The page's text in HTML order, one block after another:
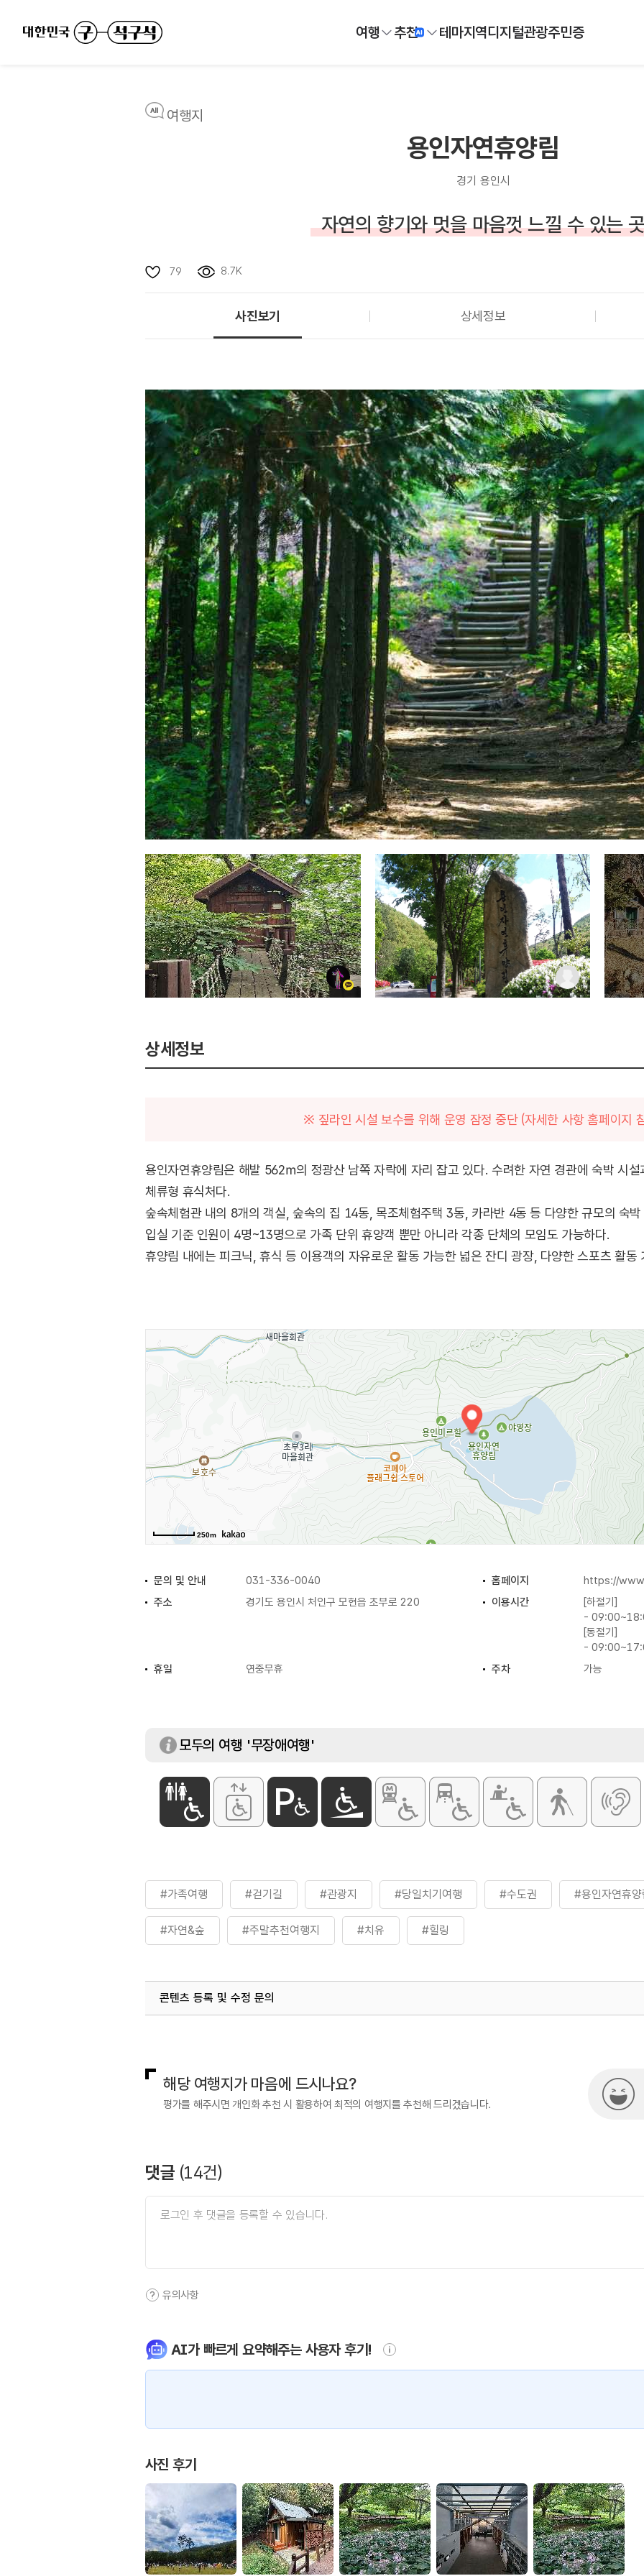
여행 추천 테마지역디지털관광주민증
여행지
용인자연휴양림
경기 용인시
자연의 향기와 멋을 마음껏 느낄 수 있는
79 8.7K
사진보기 상세정보
상세정보
※ 짚라인 시설 보수를 위해 운영 잠정 중단 (자세한 사항 홈페이지
용인자연휴양림은 해발 562ｍ의 정광산 남쪽 자락에 자리 잡고 있다. 수려한 자연 경관에 숙박 시
체류형 휴식처다.
숲속체험관 내의 8개의 객실, 숲속의 집 14동, 목조체험주택 3동, 카라반 4동 등 다양한 규모의 숙
입실 기준 인원이 4명~13명으로 가족 단위 휴양객 뿐만 아니라 각종 단체의 모임도 가능하다.
휴양림 내에는 피크닉, 휴식 등 이용객의 자유로운 활동 가능한 넓은 잔디 광장, 다양한 스포츠 활동
그물놀이대, 흔들놀이 등 유아부터 청소년까지 다양한 연령층을 고려한 놀이 시설이 설치되어 있
다양한 학습 활동을 위한 공연장 및 학습 공간도 조성되어 있다.
산림 주변부와 인접한 논, 습지 등을 그대로 활용하여 다양한 생물종이 서식하고 각종 야생동물에
비오톱을 조성했다. 현장 벌채목 등을 활용하여 습지 주변에 목도를 설치함으로써 생물관찰 등이
산림 내 각종 수자원을 보호하고 효율적으로 활용하기 위하여 휴양림 전체를 경유하는 수로(145m)
250m
문의 및 안내 031-336-0040 홈페이지
https://
주소
경기도 용인시 처인구 모현읍 초부로 220 이용시간
[하절기]
-
[동절기]
-
휴일
연중무휴 주차
가능
입장료
- 성인 2,000원
- 어린이 500원
[단체]
- 성인 1,600원
- 청소년 800원
모두의 여행 '무장애여행'
#가족여행 #걷기길 #관광지 #당일치기여행 #수도권 #용인자연휴양
#자연&숲 #주말추천여행지 #치유 #힐링
콘텐츠 등록 및 수정 문의
해당 여행지가 마음에 드시나요?
평가를 해주시면 개인화 추천 시 활용하여 최적의 여행지를 추천해 드리겠습니다.
댓글 (14건)
유의사항
AI가 빠르게 요약해주는 사용자 후기!
사진 후기